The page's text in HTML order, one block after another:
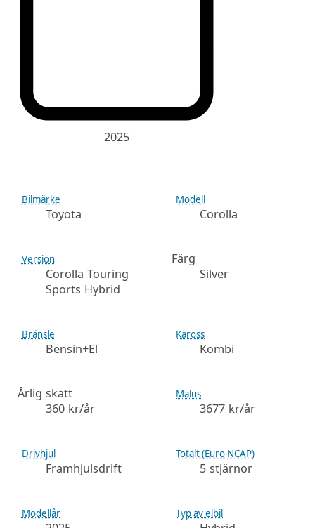
2025
Bilmärke
Toyota
Modell
Corolla
Version
Corolla Touring
Sports Hybrid
Färg
Silver
Bränsle
Bensin+El
Kaross
Kombi
Årlig skatt
360 kr/år
Malus
3677 kr/år
Drivhjul
Framhjulsdrift
Totalt (Euro NCAP)
5 stjärnor
Modellår Typ av elbil